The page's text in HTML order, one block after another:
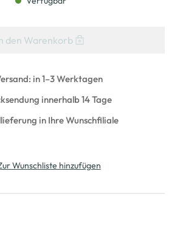
den Warenkorb
in 1–3 Werktagen
innerhalb 14 Tage
in Ihre Wunschfiliale
Wunschliste hinzufügen